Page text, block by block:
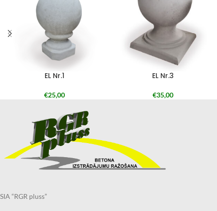
EL Nr.1
€25,00
EL Nr.3
€35,00
SIA “RGR pluss”